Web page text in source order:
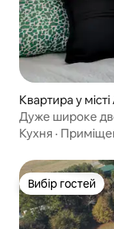
Квартира у
Дуже широке
Басейн і
Кухня ·
Вибір гостей
Вибір гостей